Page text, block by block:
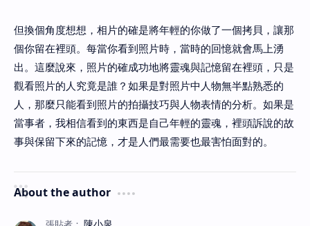
但換個角度想想，相片的確是將年輕的你做了一個拷貝，讓那
個你留在裡頭。每當你看到照片時，當時的回憶就會馬上湧
出。這麼說來，照片的確成功地將靈魂與記憶留在裡頭，只是
觀看照片的人究竟是誰？如果是對照片中人物無半點熟悉的
人，那麼只能看到照片的拍攝技巧與人物表情的分析。如果是
當事者，我相信看到的東西是自己年輕的靈魂，裡頭訴說的故
事與保留下來的記憶，才是人們最需要也最害怕面對的。
About the author